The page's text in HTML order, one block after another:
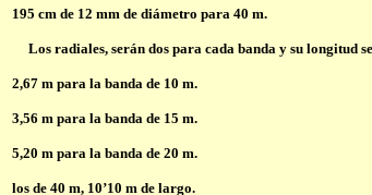
195 cm de 12 mm de diámetro para 40 m.
Los radiales, serán dos para cada banda y su longitud
2,67 m para la banda de 10 m.
3,56 m para la banda de 15 m.
5,20 m para la banda de 20 m.
los de 40 m, 10’10 m de largo.